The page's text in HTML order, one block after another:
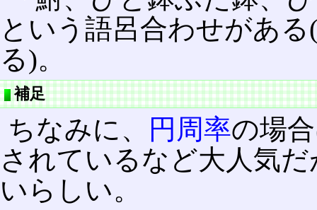
という語呂合わせがあ
る)。
補足
ちなみに、 円周率の場
されているなど大人気
いらしい。